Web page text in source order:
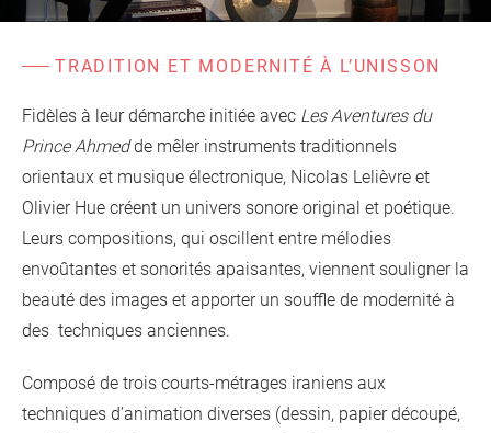
Les Étincelles
d'information
Ressources des spectacles
Livrets pédagogiques
Ressources adhérents
Présentation
Actualités
Réalisations
TRADITION ET MODERNITÉ À L’UNISSON
Fidèles à leur démarche initiée avec Les Aventures du
Prince Ahmedde mêler instruments traditionnels
orientaux et musique électronique, Nicolas Lelièvre et
Olivier Hue créent un univers sonore original et poétique.
Leurs compositions, qui oscillent entre mélodies
envoûtantes et sonorités apaisantes, viennent souligner la
beauté des images et apporter un souffle de modernité à
des techniques anciennes.
Composé de trois courts-métrages iraniens aux
techniques d’animation diverses (dessin, papier découpé,